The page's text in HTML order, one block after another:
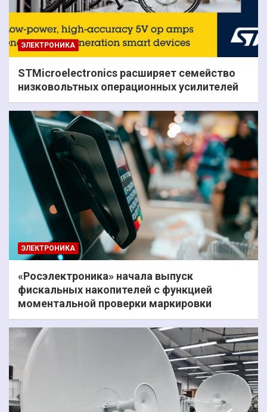
ЭЛЕКТРОНИКА
STMicroelectronics расширяет семейство
низковольтных операционных усилителей
ЭЛЕКТРОНИКА
«Росэлектроника» начала выпуск
фискальных накопителей с функцией
моментальной проверки маркировки